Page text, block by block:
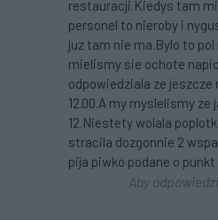
restauracji.Kiedys tam
personel to nieroby i
juz tam nie ma.Bylo to pol
mielismy sie ochote
odpowiedziala ze jeszcze
12.00.A my myslelismy
12.Niestety wolala
stracila dozgonnie 2
pija piwko podane o
Aby